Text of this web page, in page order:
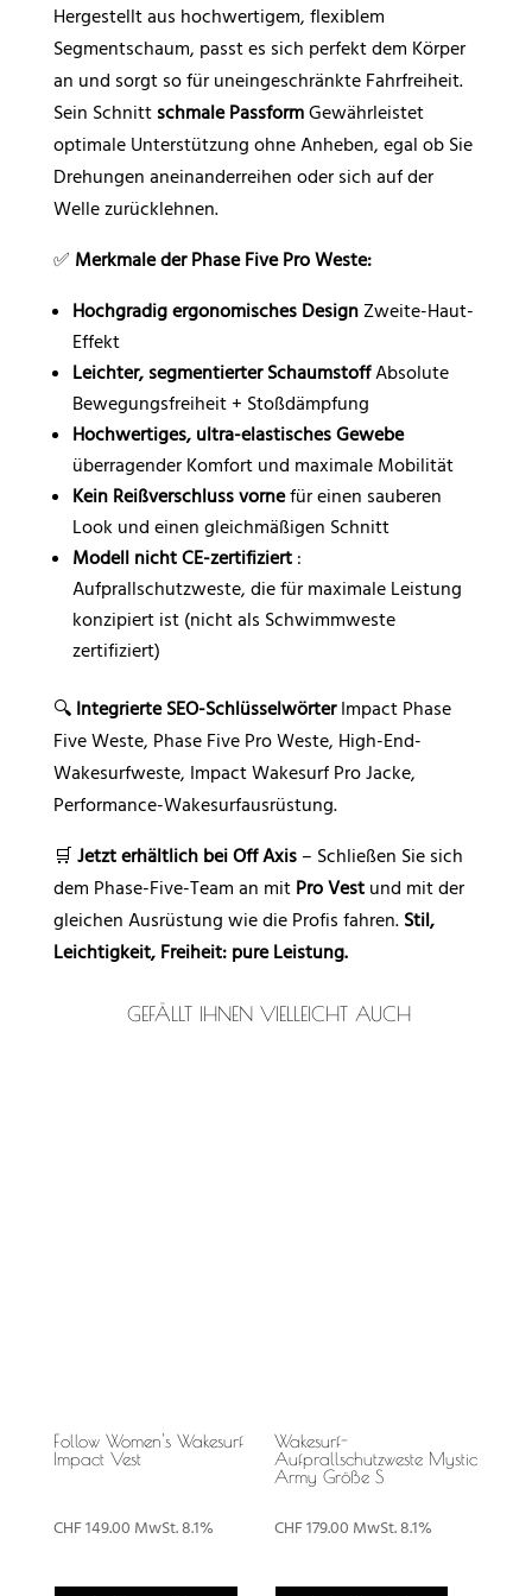
Hergestellt aus hochwertigem, flexiblem
Segmentschaum, passt es sich perfekt dem Körper
an und sorgt so für uneingeschränkte Fahrfreiheit.
Sein Schnitt schmale PassformGewährleistet
optimale Unterstützung ohne Anheben, egal ob Sie
Drehungen aneinanderreihen oder sich auf der
Welle zurücklehnen.
✅ Merkmale der Phase Five Pro Weste:
Hochgradig ergonomisches DesignZweite-Haut-
Effekt
Leichter, segmentierter SchaumstoffAbsolute
Bewegungsfreiheit + Stoßdämpfung
Hochwertiges, ultra-elastisches Gewebe
überragender Komfort und maximale Mobilität
Kein Reißverschluss vornefür einen sauberen
Look und einen gleichmäßigen Schnitt
Modell nicht CE-zertifiziert:
Aufprallschutzweste, die für maximale Leistung
konzipiert ist (nicht als Schwimmweste
zertifiziert)
🔍 Integrierte SEO-SchlüsselwörterImpact Phase
Five Weste, Phase Five Pro Weste, High-End-
Wakesurfweste, Impact Wakesurf Pro Jacke,
Performance-Wakesurfausrüstung.
🛒 Jetzt erhältlich bei Off Axis– Schließen Sie sich
dem Phase-Five-Team an mit Pro Vestund mit der
gleichen Ausrüstung wie die Profis fahren. Stil,
Leichtigkeit, Freiheit: pure Leistung.
GEFÄLLT IHNEN VIELLEICHT AUCH
Follow Women's Wakesurf
Impact Vest
CHF149.00 MwSt. 8.1%
Dieses
Wakesurf-
Aufprallschutzweste Mystic
Army Größe S
CHF179.00 MwSt. 8.1%